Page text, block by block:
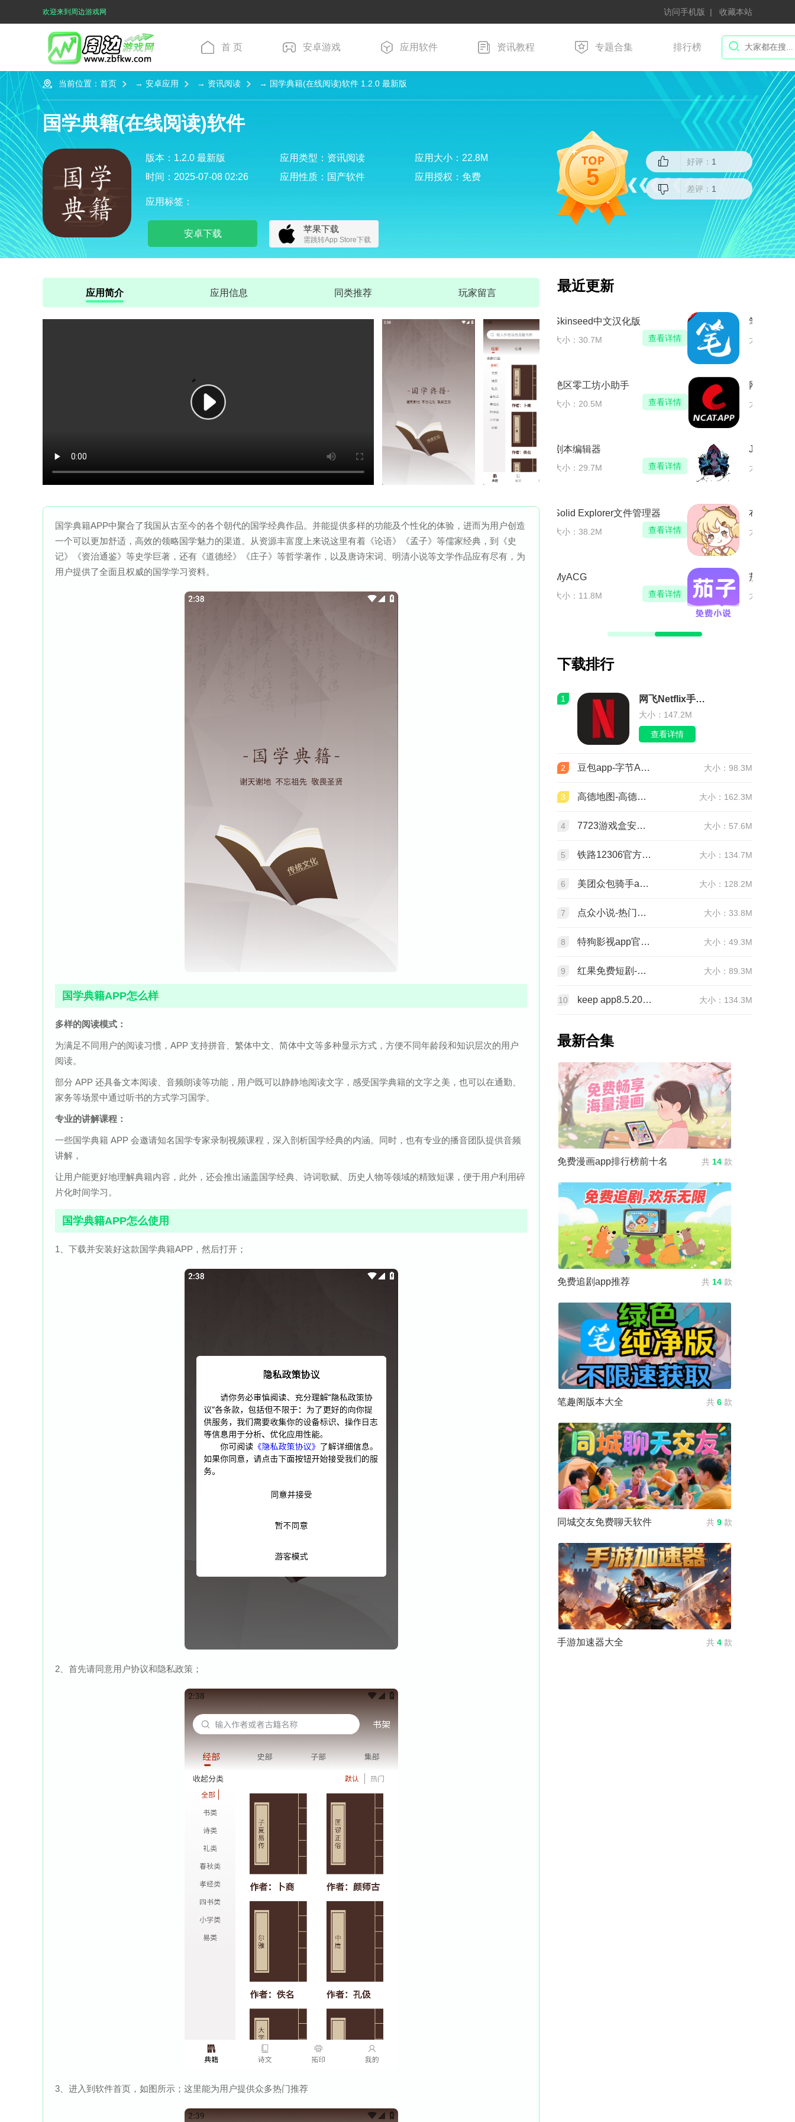
欢迎来到周边游戏网 访问手机版 收藏本站
首 页 安卓游戏 应用软件 资讯教程 专题合集 排行榜
当前位置： 首页 → 安卓应用 → 资讯阅读 → 国学典籍(在线阅读)软件 1.2.0 最新版
国学典籍(在线阅读)软件
版本：1.2.0 最新版 应用类型：资讯阅读
应用大小：22.8M
时间：2025-07-08 02:26
应用性质：国产软件 应用授权：免费
应用标签：
安卓下载 苹果下载
需跳转App Store下载
5
好评： 1
差评： 1
应用简介 应用信息 同类推荐 玩家留言
国学典籍APP中聚合了我国从古至今的各个朝代的国学经典作品。并能提供多样的功能及个性化的体验，进而为用户创造
一个可以更加舒适，高效的领略国学魅力的渠道。从资源丰富度上来说这里有着《论语》《孟子》等儒家经典，到《史
记》《资治通鉴》等史学巨著，还有《道德经》《庄子》等哲学著作，以及唐诗宋词、明清小说等文学作品应有尽有，为
用户提供了全面且权威的国学学习资料。
国学典籍APP怎么样
多样的阅读模式：
为满足不同用户的阅读习惯，APP 支持拼音、繁体中文、简体中文等多种显示方式，方便不同年龄段和知识层次的用户
阅读。
部分 APP 还具备文本阅读、音频朗读等功能，用户既可以静静地阅读文字，感受国学典籍的文字之美，也可以在通勤、
家务等场景中通过听书的方式学习国学。
专业的讲解课程：
一些国学典籍 APP 会邀请知名国学专家录制视频课程，深入剖析国学经典的内涵。同时，也有专业的播音团队提供音频
讲解，
让用户能更好地理解典籍内容，此外，还会推出涵盖国学经典、诗词歌赋、历史人物等领域的精致短课，便于用户利用碎
片化时间学习。
国学典籍APP怎么使用
1、下载并安装好这款国学典籍APP，然后打开；
2、首先请同意用户协议和隐私政策；
3、进入到软件首页，如图所示；这里能为用户提供众多热门推荐
最近更新
Skinseed中文汉化版
查看详情
绝区零工坊小助手
大小：20.5M 查看详情
剧本编辑器
查看详情
大小：38.2M 查看详情
笔趣阁纯净版下载
大小：57.5M 查看详情
网飞猫影视app官方正版下载
大小：21.9M 查看详情
大小：2.5M 查看详情
布丁手帐下载app
大小：29.4M 查看详情
大小：56.5M 查看详情
下载排行
1 网飞Netflix手机app9.24.2 build 10 63052 最新版
大小：147.2M
查看详情
2 豆包app-字节AI软件9.2.0 大小：98.3M
3 高德地图-高德打车导航公交地铁出行15.18.0.2038 手机版 大小：162.3M
4 7723游戏盒安装5.6.3 官方版 大小：57.6M
5 铁路12306官方订票app5.9.0.8 手机版 大小：134.7M
6 美团众包骑手app12.4.5.6891 官方版 大小：128.2M
7 点众小说-热门全本小说阅读器7.6.1 最新版 大小：33.8M
8 特狗影视app官方正版下载3.2.2 官方免费版 大小：49.3M
9 红果免费短剧-海量热门短剧随心看6.7.7.32 最新版 大小：89.3M
10 keep app8.5.20 最新版 大小：134.3M
最新合集
免费漫画app排行榜前十名 共 14 款
免费追剧app推荐 共 14 款
笔趣阁版本大全 共 6 款
同城交友免费聊天软件 共 9 款
手游加速器大全 共 4 款